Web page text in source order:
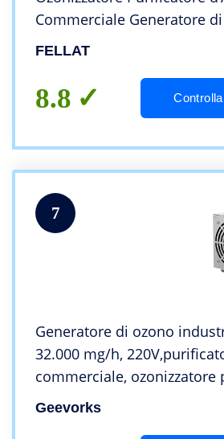
Commerciale Generatore
Industriale Ionizzatore con
Garage
FELLAT
8.8
7
Generatore di ozono
32.000 mg/h,
commerciale, ozonizzatore
Timer per camere, Fumo,
Geevorks